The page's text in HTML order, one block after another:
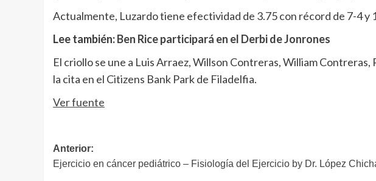
Actualmente, Luzardo tiene efectividad de 3.75 con récord de 7-4
Lee también:Ben Rice participará en el Derbi de Jonrones
El criollo se une a Luis Arraez, Willson Contreras, William
la cita en el Citizens Bank Park de Filadelfia.
Ver fuente
Navegación
de
Anterior:
Ejercicio en cáncer pediátrico – Fisiología del Ejercicio by Dr. López